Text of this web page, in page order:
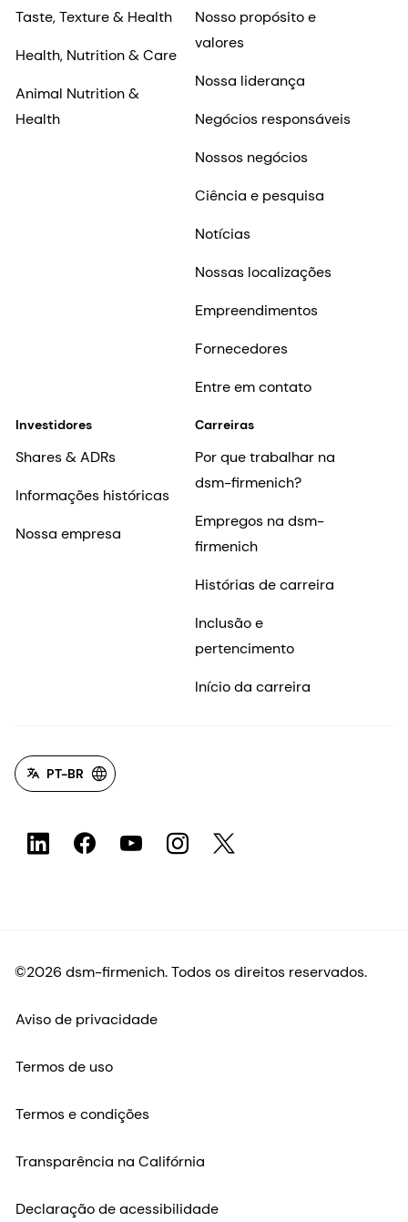
Taste, Texture & Health
Health, Nutrition & Care
Animal Nutrition &
Health
Nosso propósito e
valores
Nossa liderança
Negócios responsáveis
Nossos negócios
Ciência e pesquisa
Notícias
Nossas localizações
Empreendimentos
Fornecedores
Entre em contato
Investidores
Shares & ADRs
Informações históricas
Nossa empresa
Carreiras
Por que trabalhar na
dsm-firmenich?
Empregos na dsm-
firmenich
Histórias de carreira
Inclusão e
pertencimento
Início da carreira
PT-BR
©2026 dsm-firmenich. Todos os direitos reservados.
Aviso de privacidade
Termos de uso
Termos e condições
Transparência na Califórnia
Declaração de acessibilidade